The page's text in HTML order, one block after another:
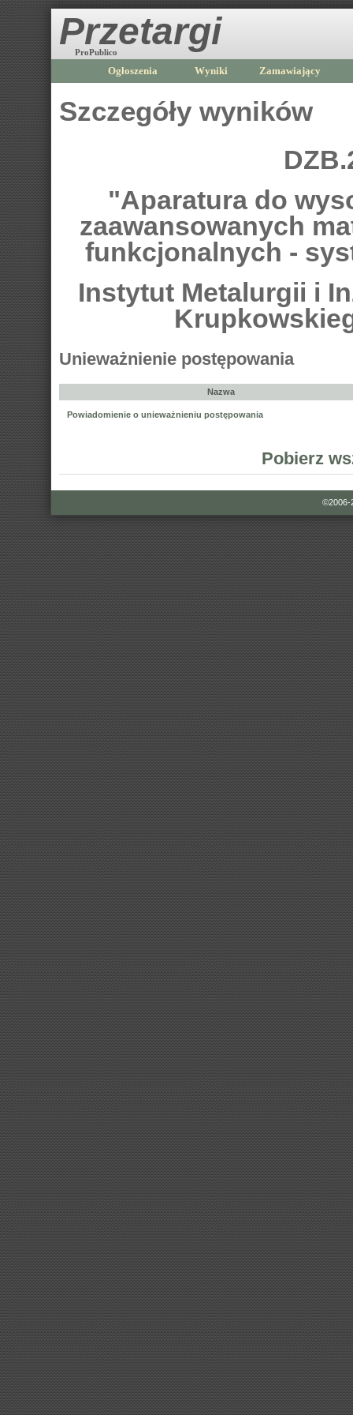
Przetargi
ProPublico
Ogłoszenia Wyniki Zamawiający
Szczegóły wyników
"Aparatura do
zaawansowanych
funkcjonalnych -
Instytut Metalurgii i
Unieważnienie postępowania
Nazwa
Powiadomienie o unieważnieniu postępowania
Pobierz
©2006-